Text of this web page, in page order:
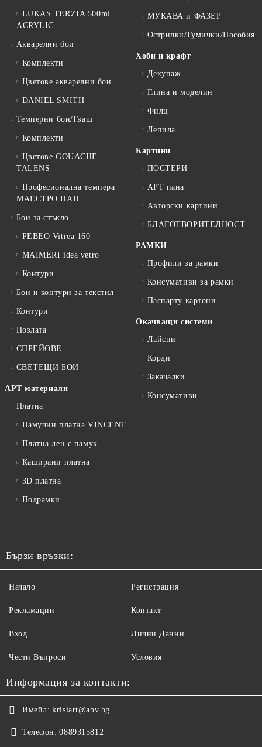
LUKAS TERZIA 500ml
ACRYLIC
Акварелни бои
Комплекти
Цветове акварелни бои
DANIEL SMITH
Темперни бои/Гваш
Комплекти
Цветове GOUACHE
TALENS
Професионална темпера
МАЕСТРО ПАН
Бои за стъкло
PEBEO Vitrea 160
MAIMERI idea vetro
Контури
Бои и контури за текстил
Контури
Позлата
СПРЕЙОВЕ
СВЕТЕЩИ БОИ
АРТ материали
Платна
Памучни платна VINCENT
Платна лен с памук
Каширани платна
3D платна
Подрамки
МУКАВА и ФАЗЕР
Острилки/Гумички/Пособия
Хоби и крафт
Декупаж
Глина и моделин
Филц
Лепила
Картини
ПОСТЕРИ
АРТ пана
Авторски картини
БЛАГОТВОРИТЕЛНОСТ
РАМКИ
Профили за рамки
Консумативи за рамки
Паспарту картони
Окачващи системи
Лайсни
Корди
Закачалки
Консумативи
Бързи връзки:
Начало
Рекламации
Вход
Чести Въпроси
Регистрация
Контакт
Лични Данни
Условия
Информация за контакти:
Имейл: krisiart@abv.bg
Телефон: 0889315812